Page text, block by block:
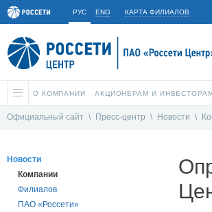
РУС ENG КАРТА ФИЛИАЛОВ
О КОМПАНИИ АКЦИОНЕРАМ И
Официальный сайт \ Пресс-центр \ Новости \
Новости
Компании
Филиалов
ПАО «Россети»